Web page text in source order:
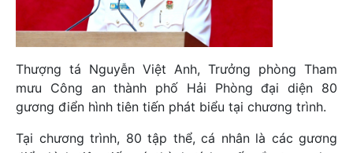
Thượng tá Nguyễn Việt Anh, Trưởng phòng Tham
mưu Công an thành phố Hải Phòng đại diện 80
gương điển hình tiên tiến phát biểu tại chương trình.
Tại chương trình, 80 tập thể, cá nhân là các gương